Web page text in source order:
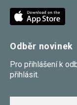
Odběr novinek
Pro přihlášení k
přihlásit.